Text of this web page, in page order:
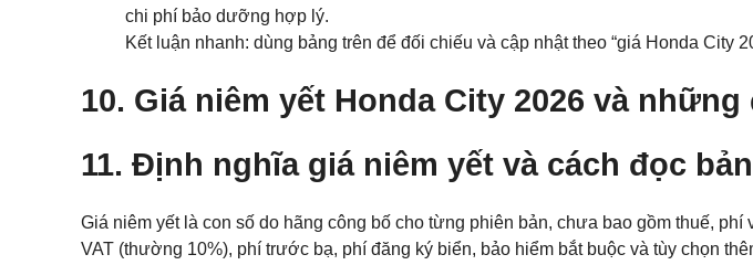
chi phí bảo dưỡng hợp lý.
Kết luận nhanh: dùng bảng trên để đối chiếu và cập nhật theo “giá Honda City
10. Giá niêm yết Honda City 2026 và
11. Định nghĩa giá niêm yết và cách đọc
Giá niêm yết là con số do hãng công bố cho từng phiên bản, chưa bao gồm thuế,
VAT (thường 10%), phí trước bạ, phí đăng ký biển, bảo hiểm bắt buộc và tùy chọn